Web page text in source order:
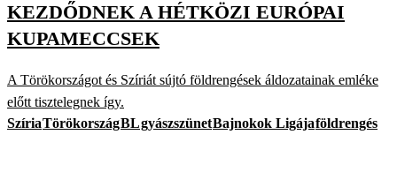
KEZDŐDNEK A HÉTKÖZI EURÓPAI
KUPAMECCSEK
A Törökországot és Szíriát sújtó földrengések áldozatainak emléke
előtt tisztelegnek így.
SzíriaTörökországBLgyászszünetBajnokok Ligájaföldrengés